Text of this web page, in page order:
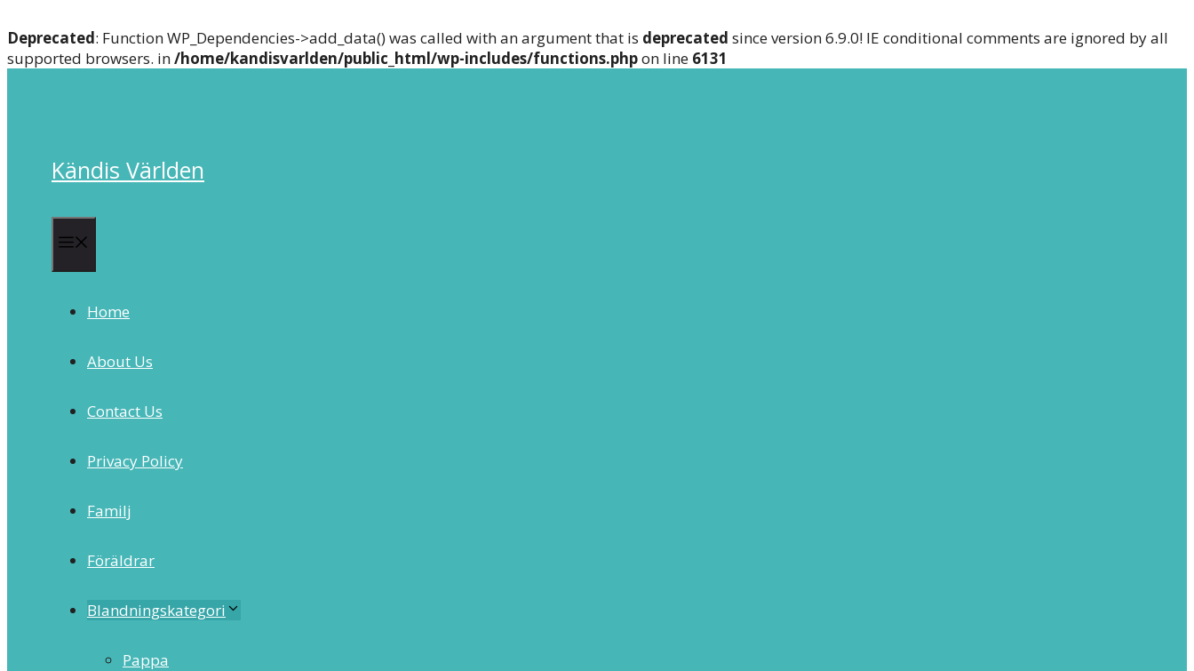
Deprecated: Function WP_Dependencies->add_data() was called with an argument that is deprecated since version 6.9.0! IE conditional comments are ignored by all
supported browsers. in/home/kandisvarlden/public_html/wp-includes/functions.phpon line 6131
Kändis Världen
Home
About Us
Contact Us
Privacy Policy
Familj
Föräldrar
Blandningskategori
Pappa